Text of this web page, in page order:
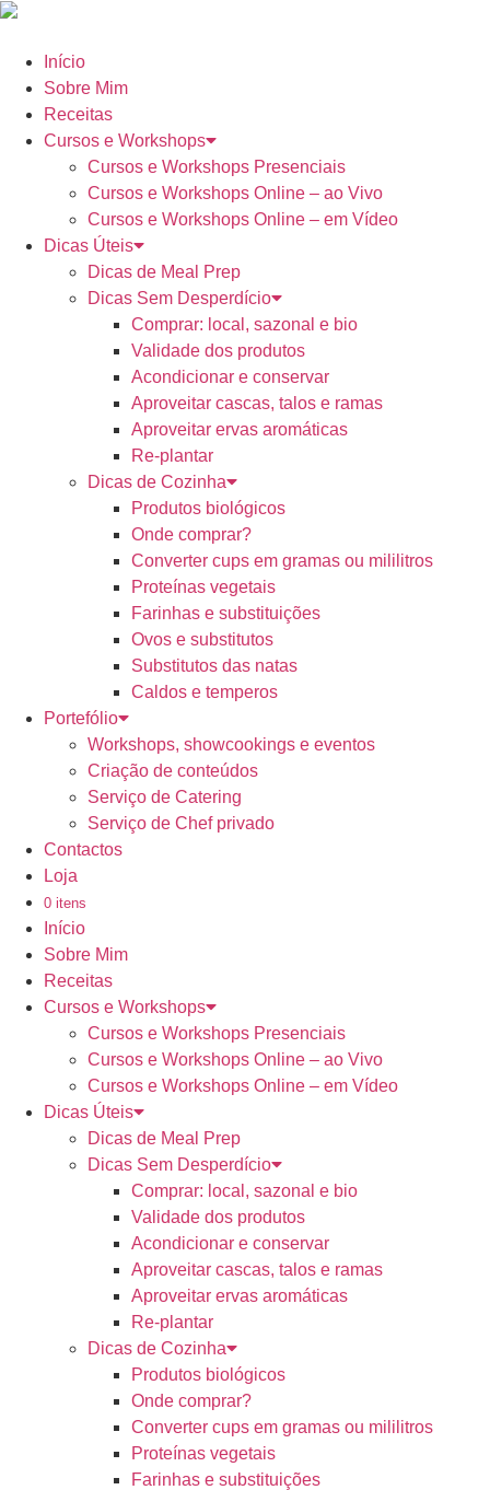
Início
Sobre Mim
Receitas
Cursos e Workshops
Cursos e Workshops Presenciais
Cursos e Workshops Online – ao Vivo
Cursos e Workshops Online – em Vídeo
Dicas Úteis
Dicas de Meal Prep
Dicas Sem Desperdício
Comprar: local, sazonal e bio
Validade dos produtos
Acondicionar e conservar
Aproveitar cascas, talos e ramas
Aproveitar ervas aromáticas
Re-plantar
Dicas de Cozinha
Produtos biológicos
Onde comprar?
Converter cups em gramas ou mililitros
Proteínas vegetais
Farinhas e substituições
Ovos e substitutos
Substitutos das natas
Caldos e temperos
Portefólio
Workshops, showcookings e eventos
Criação de conteúdos
Serviço de Catering
Serviço de Chef privado
Contactos
Loja
0 itens
Início
Sobre Mim
Receitas
Cursos e Workshops
Cursos e Workshops Presenciais
Cursos e Workshops Online – ao Vivo
Cursos e Workshops Online – em Vídeo
Dicas Úteis
Dicas de Meal Prep
Dicas Sem Desperdício
Comprar: local, sazonal e bio
Validade dos produtos
Acondicionar e conservar
Aproveitar cascas, talos e ramas
Aproveitar ervas aromáticas
Re-plantar
Dicas de Cozinha
Produtos biológicos
Onde comprar?
Converter cups em gramas ou mililitros
Proteínas vegetais
Farinhas e substituições